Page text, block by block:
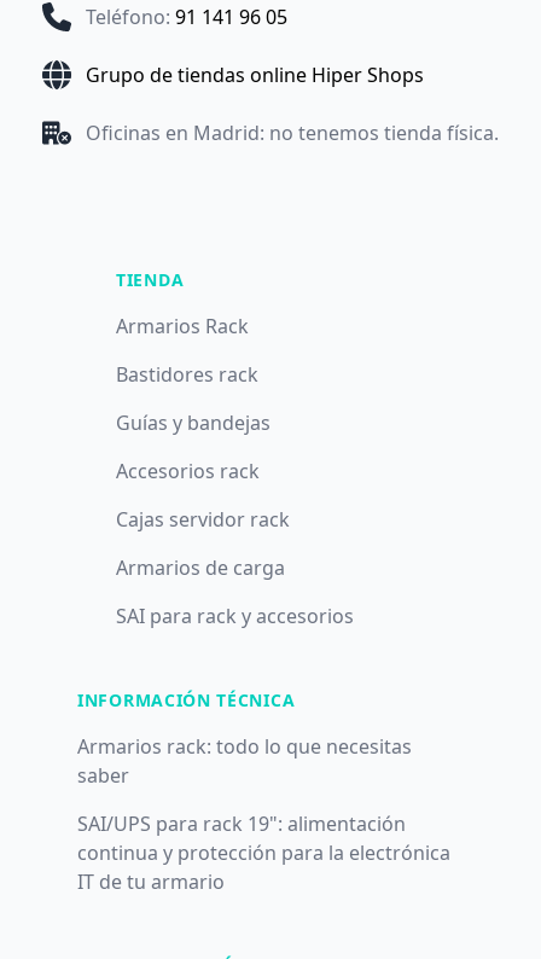
Teléfono: 91 141 96 05
Grupo de tiendas online Hiper Shops
Oficinas en Madrid: no tenemos tienda física.
TIENDA
Armarios Rack
Bastidores rack
Guías y bandejas
Accesorios rack
Cajas servidor rack
Armarios de carga
SAI para rack y accesorios
INFORMACIÓN TÉCNICA
Armarios rack: todo lo que necesitas
saber
SAI/UPS para rack 19": alimentación
continua y protección para la electrónica
IT de tu armario